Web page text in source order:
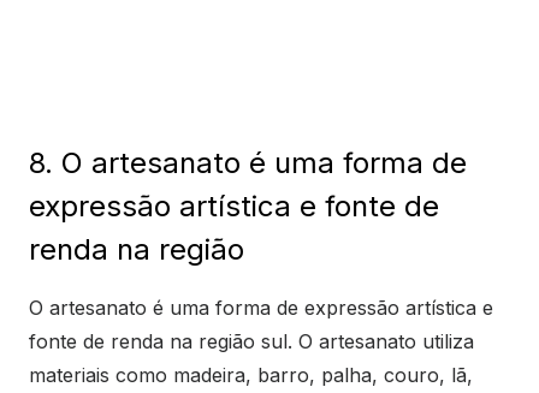
8. O artesanato é uma forma de
expressão artística e fonte de
renda na região
O artesanato é uma forma de expressão artística e
fonte de renda na região sul. O artesanato utiliza
materiais como madeira, barro, palha, couro, lã,